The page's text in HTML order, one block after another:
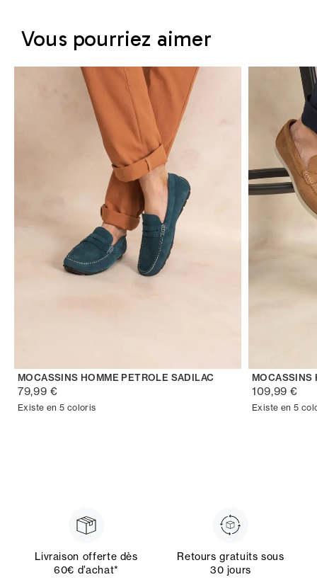
Vous pourriez aimer
MOCASSINS HOMME PETROLE SADILAC
79,99 €
Existe en 5 coloris
MOCASSINS
109,99 €
Existe en 5
Livraison offerte dès
60€ d’achat*
Retours gratuits sous
30 jours